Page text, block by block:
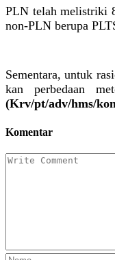
PLN telah melistriki
non-PLN berupa
Sementara, untuk
kan perbedaan
(Krv/pt/adv/hms/
Komentar